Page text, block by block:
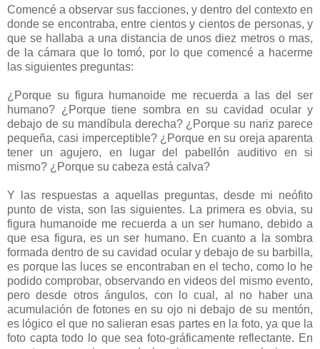
Comencé a observar sus facciones, y dentro del contexto en
donde se encontraba, entre cientos y cientos de personas, y
que se hallaba a una distancia de unos diez metros o mas,
de la cámara que lo tomó, por lo que comencé a hacerme
las siguientes preguntas:
¿Porque su figura humanoide me recuerda a las del ser
humano? ¿Porque tiene sombra en su cavidad ocular y
debajo de su mandíbula derecha? ¿Porque su nariz parece
pequeña, casi imperceptible? ¿Porque en su oreja aparenta
tener un agujero, en lugar del pabellón auditivo en si
mismo? ¿Porque su cabeza está calva?
Y las respuestas a aquellas preguntas, desde mi neófito
punto de vista, son las siguientes. La primera es obvia, su
figura humanoide me recuerda a un ser humano, debido a
que esa figura, es un ser humano. En cuanto a la sombra
formada dentro de su cavidad ocular y debajo de su barbilla,
es porque las luces se encontraban en el techo, como lo he
podido comprobar, observando en videos del mismo evento,
pero desde otros ángulos, con lo cual, al no haber una
acumulación de fotones en su ojo ni debajo de su mentón,
es lógico el que no salieran esas partes en la foto, ya que la
foto capta todo lo que sea foto-gráficamente reflectante. En